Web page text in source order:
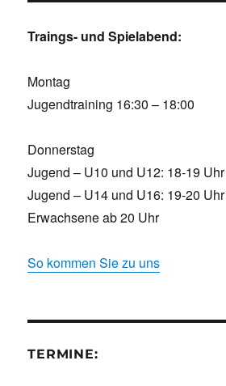
Traings- und Spielabend:
Montag
Jugendtraining 16:30 – 18:00
Donnerstag
Jugend – U10 und U12: 18-19 Uhr
Jugend – U14 und U16: 19-20 Uhr
Erwachsene ab 20 Uhr
So kommen Sie zu uns
TERMINE: